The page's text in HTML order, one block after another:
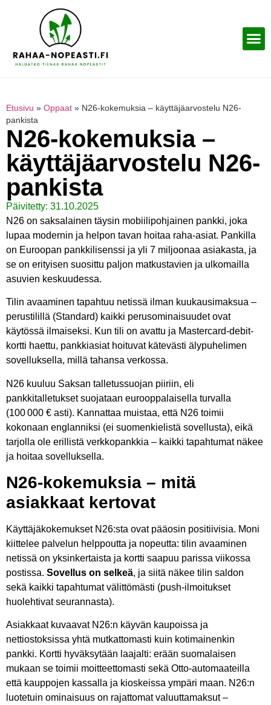
Etusivu » Oppaat » N26-kokemuksia – käyttäjäarvostelu N26-
pankista
N26-kokemuksia –
käyttäjäarvostelu N26-
pankista
Päivitetty: 31.10.2025
N26 on saksalainen täysin mobiilipohjainen pankki, joka
lupaa modernin ja helpon tavan hoitaa raha-asiat. Pankilla
on Euroopan pankkilisenssi ja yli 7 miljoonaa asiakasta, ja
se on erityisen suosittu paljon matkustavien ja ulkomailla
asuvien keskuudessa.
Tilin avaaminen tapahtuu netissä ilman kuukausimaksua –
perustilillä (Standard) kaikki perusominaisuudet ovat
käytössä ilmaiseksi. Kun tili on avattu ja Mastercard-debit-
kortti haettu, pankkiasiat hoituvat kätevästi älypuhelimen
sovelluksella, millä tahansa verkossa.
N26 kuuluu Saksan talletussuojan piiriin, eli
pankkitalletukset suojataan eurooppalaisella turvalla
(100 000 € asti). Kannattaa muistaa, että N26 toimii
kokonaan englanniksi (ei suomenkielistä sovellusta), eikä
tarjolla ole erillistä verkkopankkia – kaikki tapahtumat näkee
ja hoitaa sovelluksella.
N26-kokemuksia – mitä
asiakkaat kertovat
Käyttäjäkokemukset N26:sta ovat pääosin positiivisia. Moni
kiittelee palvelun helppoutta ja nopeutta: tilin avaaminen
netissä on yksinkertaista ja kortti saapuu parissa viikossa
postissa. Sovellus on selkeä, ja siitä näkee tilin saldon
sekä kaikki tapahtumat välittömästi (push-ilmoitukset
huolehtivat seurannasta).
Asiakkaat kuvaavat N26:n käyvän kaupoissa ja
nettiostoksissa yhtä mutkattomasti kuin kotimainenkin
pankki. Kortti hyväksytään laajalti: erään suomalaisen
mukaan se toimii moitteettomasti sekä Otto-automaateilla
että kauppojen kassalla ja kioskeissa ympäri maan. N26:n
luotetuin ominaisuus on rajattomat valuuttamaksut –